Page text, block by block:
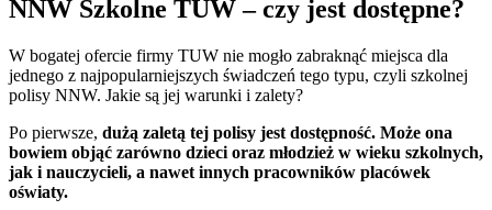
NNW Szkolne TUW – czy jest dostępne?
W bogatej ofercie firmy TUW nie mogło zabraknąć miejsca dla
jednego z najpopularniejszych świadczeń tego typu, czyli szkolnej
polisy NNW. Jakie są jej warunki i zalety?
Po pierwsze, dużą zaletą tej polisy jest dostępność. Może ona
bowiem objąć zarówno dzieci oraz młodzież w wieku szkolnych,
jak i nauczycieli, a nawet innych pracowników placówek
oświaty.